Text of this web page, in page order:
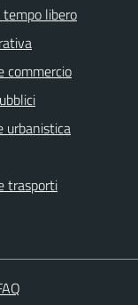
libero
commercio
urbanistica
trasporti